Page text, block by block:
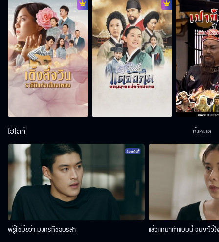
ไฮไลท์
พี่รู้ใช่มั้ยว่า มังกรก็ชอบริสา แล้วแกมาทำแบบนี้ ฉันจะไว้ใ
ทั้งหมด